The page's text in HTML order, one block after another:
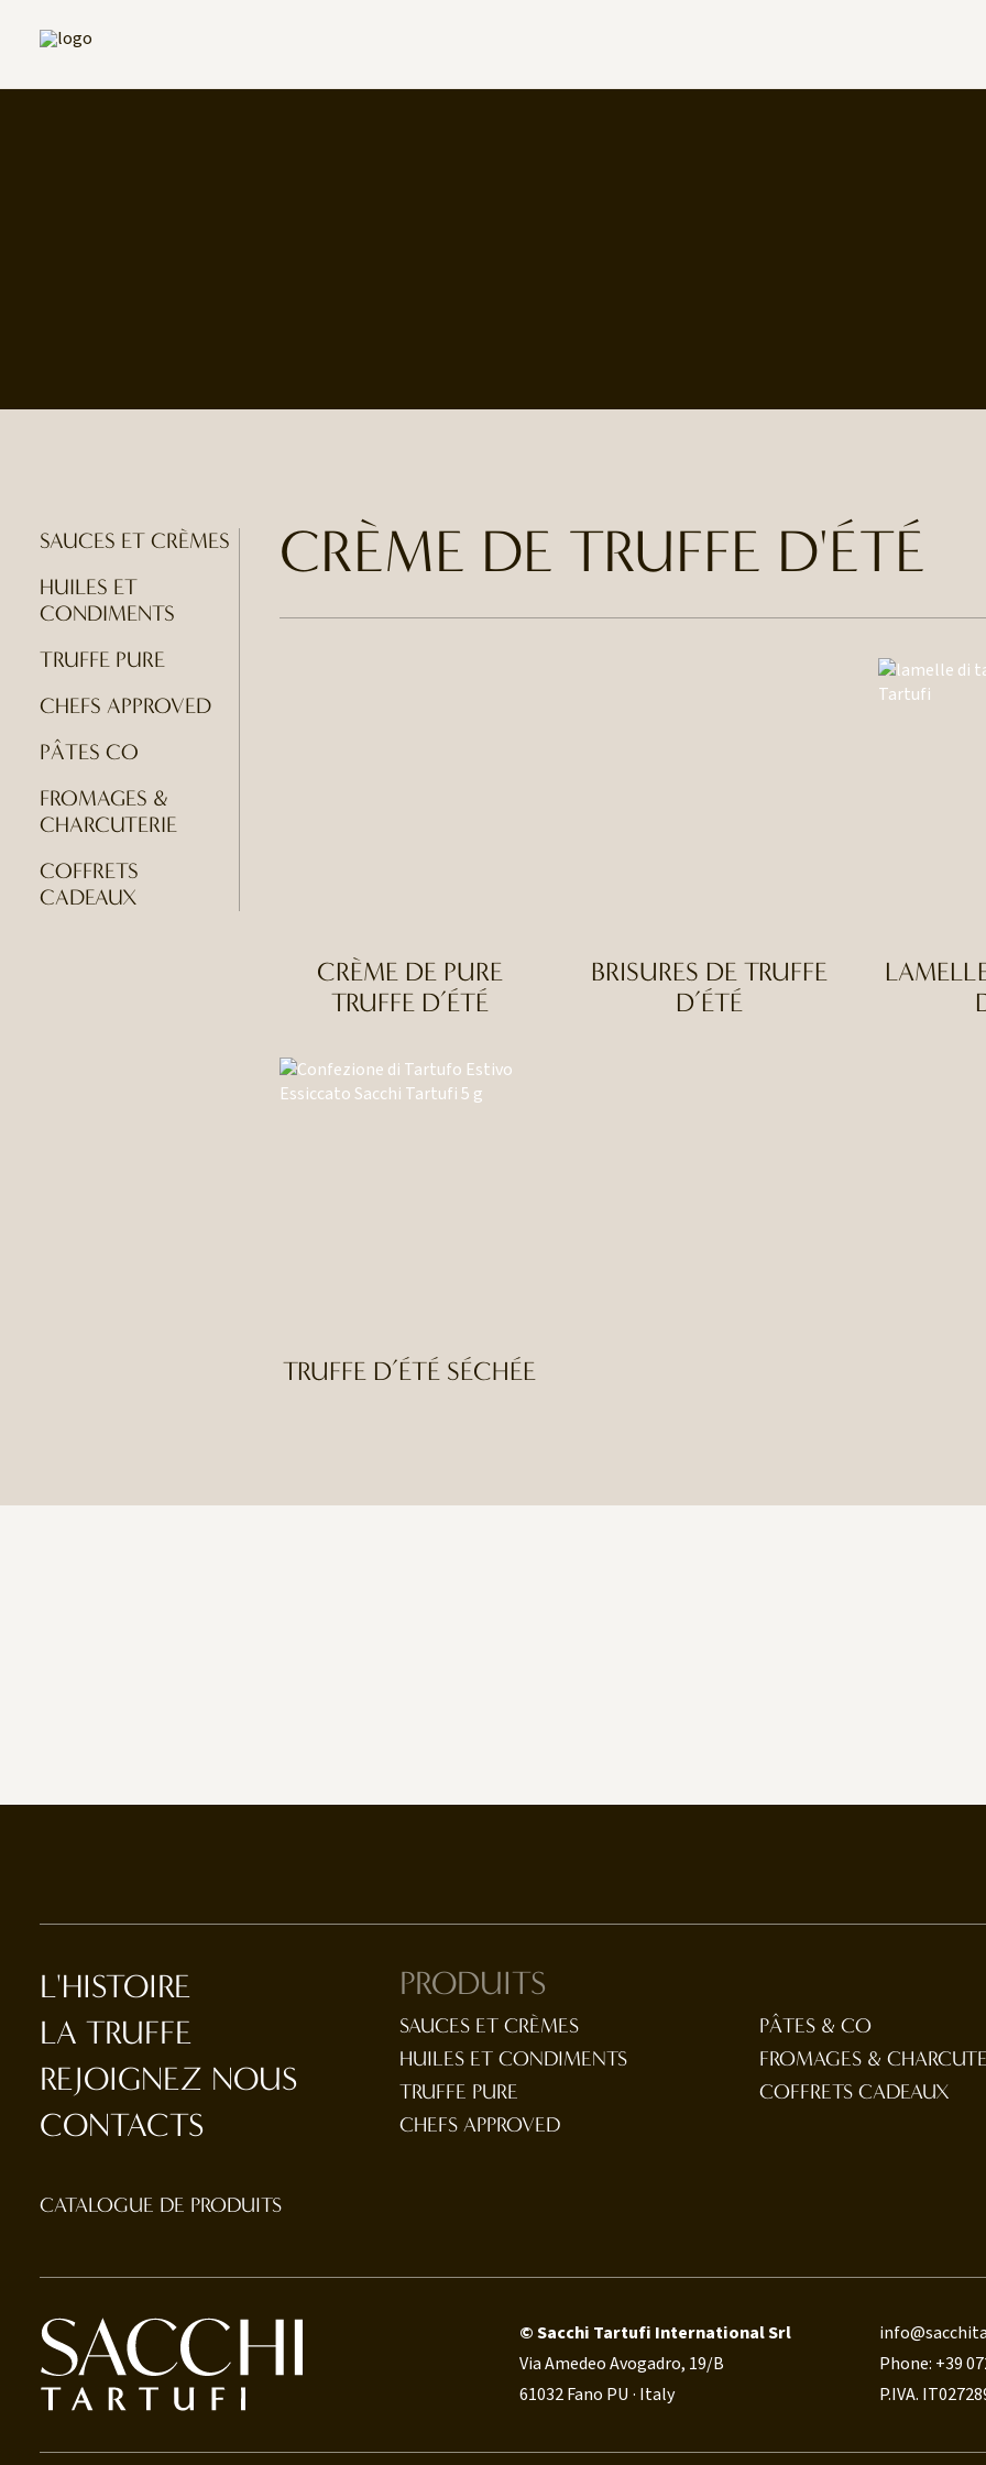
SAUCES ET CRÈMES
HUILES ET
CONDIMENTS
TRUFFE PURE
CHEFS APPROVED
PÂTES CO
FROMAGES &
CHARCUTERIE
COFFRETS
CADEAUX
CRÈME DE TRUFFE D'ÉTÉ
CRÈME DE PURE
TRUFFE D’ÉTÉ
BRISURES DE TRUFFE
D’ÉTÉ
TRUFFE D’ÉTÉ SÉCHÉE
L'HISTOIRE
LA TRUFFE
REJOIGNEZ NOUS
CONTACTS
PRODUITS
SAUCES ET CRÈMES
HUILES ET CONDIMENTS
TRUFFE PURE
CHEFS APPROVED
PÂTES & CO
FROMAGES &
COFFRETS CADEAUX
CATALOGUE DE PRODUITS
© Sacchi Tartufi International Srl
Via Amedeo Avogadro, 19/B
61032 Fano PU · Italy
Phone: +39
P.IVA.